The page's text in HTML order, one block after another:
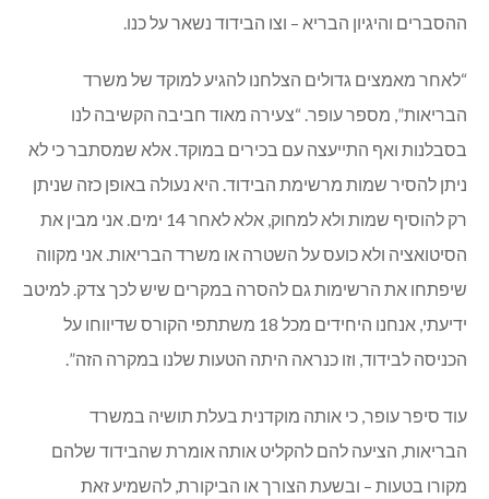
ההסברים והיגיון הבריא – וצו הבידוד נשאר על כנו.
“לאחר מאמצים גדולים הצלחנו להגיע למוקד של משרד
הבריאות”, מספר עופר. “צעירה מאוד חביבה הקשיבה לנו
בסבלנות ואף התייעצה עם בכירים במוקד. אלא שמסתבר כי לא
ניתן להסיר שמות מרשימת הבידוד. היא נעולה באופן כזה שניתן
רק להוסיף שמות ולא למחוק, אלא לאחר 14 ימים. אני מבין את
הסיטואציה ולא כועס על השטרה או משרד הבריאות. אני מקווה
שיפתחו את הרשימות גם להסרה במקרים שיש לכך צדק. למיטב
ידיעתי, אנחנו היחידים מכל 18 משתתפי הקורס שדיווחו על
הכניסה לבידוד, וזו כנראה היתה הטעות שלנו במקרה הזה”.
עוד סיפר עופר, כי אותה מוקדנית בעלת תושיה במשרד
הבריאות, הציעה להם להקליט אותה אומרת שהבידוד שלהם
מקורו בטעות – ובשעת הצורך או הביקורת, להשמיע זאת